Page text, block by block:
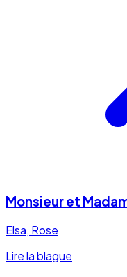
Monsieur et
Elsa, Rose
Lire la blague